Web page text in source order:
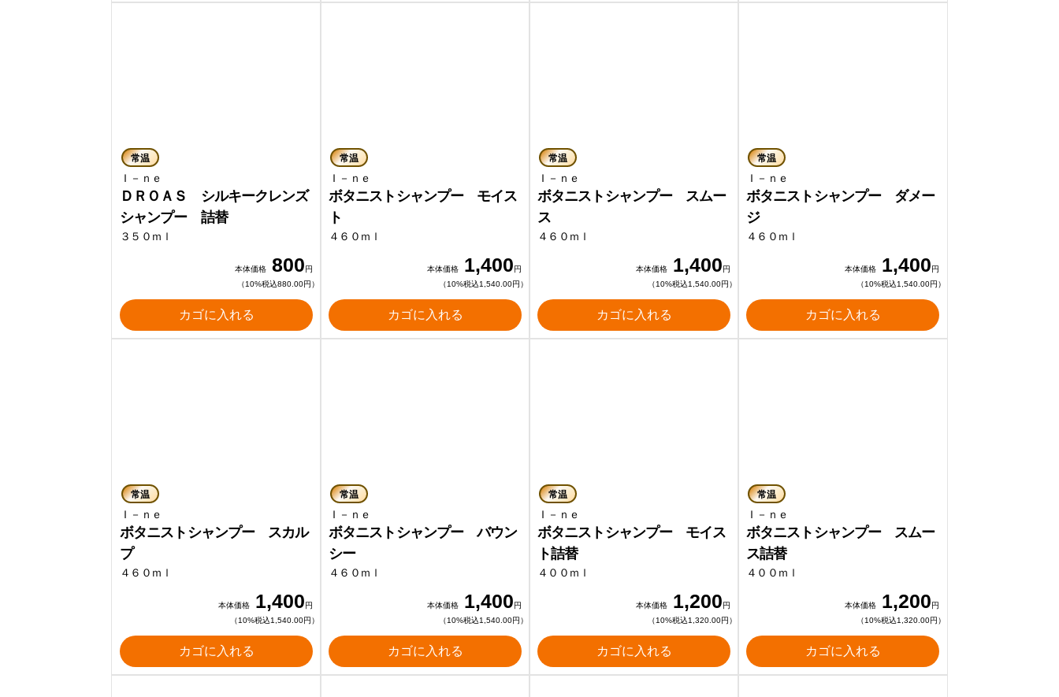
常温
Ｉ－ｎｅ
ＤＲＯＡＳ シルキークレンズ
シャンプー 詰替
３５０ｍｌ
本体価格 800円
（10%税込880.00円）
カゴに入れる
常温
Ｉ－ｎｅ
ボタニストシャンプー モイス
ト
４６０ｍｌ
本体価格 1,400円
（10%税込1,540.00円）
カゴに入れる
常温
Ｉ－ｎｅ
ボタニストシャンプー スムー
ス
４６０ｍｌ
本体価格 1,400円
（10%税込1,540.00円）
カゴに入れる
常温
Ｉ－ｎｅ
ボタニストシャンプー ダメー
ジ
４６０ｍｌ
本体価格 1,400円
（10%税込1,540.00円）
カゴに入れる
常温
Ｉ－ｎｅ
ボタニストシャンプー スカル
プ
４６０ｍｌ
本体価格 1,400円
（10%税込1,540.00円）
カゴに入れる
常温
Ｉ－ｎｅ
ボタニストシャンプー バウン
シー
４６０ｍｌ
本体価格 1,400円
（10%税込1,540.00円）
カゴに入れる
常温
Ｉ－ｎｅ
ボタニストシャンプー モイス
ト詰替
４００ｍｌ
本体価格 1,200円
（10%税込1,320.00円）
カゴに入れる
常温
Ｉ－ｎｅ
ボタニストシャンプー スムー
ス詰替
４００ｍｌ
本体価格 1,200円
（10%税込1,320.00円）
カゴに入れる